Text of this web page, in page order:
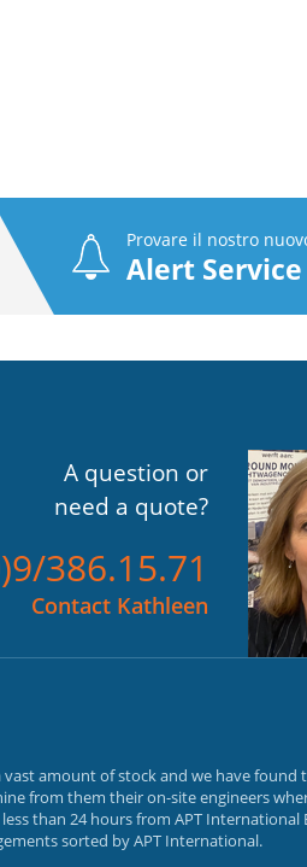
Provare il nostro
Alert Service
A question or
need a quote?
386.15.71
Contact Kathleen
amount of stock and we have found
from them their on-site engineers
than 24 hours from APT
sorted by APT International.